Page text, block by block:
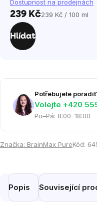
Dostupnost na prodejnách
239 KčMěrná
239 Kč / 100 ml
Hlídat
Potřebujete
Volejte ‭+420
Po–Pá: 8:00–18:00
Značka: BrainMax PureKód:
Popis Související